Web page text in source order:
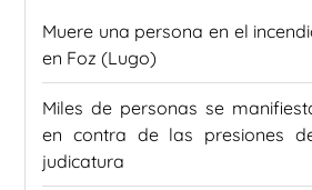
Muere una persona en el
en Foz (Lugo)
Miles de personas se
en contra de las presiones
judicatura